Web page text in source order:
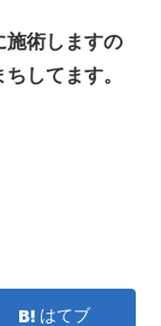
施術しますの
してます。
はてブ